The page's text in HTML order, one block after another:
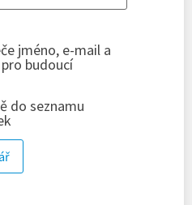
jméno, e-mail a
budoucí
do seznamu